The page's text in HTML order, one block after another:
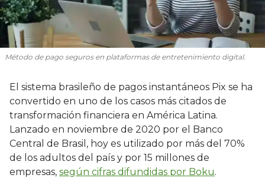
Método de pago seguros en plataformas de entretenimiento digital.
El sistema brasileño de pagos instantáneos Pix se ha
convertido en uno de los casos más citados de
transformación financiera en América Latina.
Lanzado en noviembre de 2020 por el Banco
Central de Brasil, hoy es utilizado por más del 70%
de los adultos del país y por 15 millones de
empresas, según cifras difundidas por Boku.